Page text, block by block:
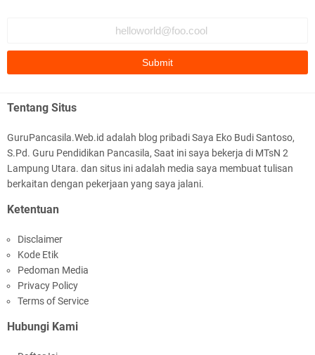
Perangkat Ajar Deep Learning Pendidikan
Modul Ajar IPA MTs Kelas 9 Kurikulum Berbasis
Cinta (KBC) Lengkap Semester 1 & 2
BAGUSSS👍👍👍👍👍👍👍👍👍👍👍👍👍👍👍👍👍👍👍👍👍👍👍👍
👍👍👍👍👍
AFFANS RAHMAT JAYA 9.3
bagus 👍👍
Andre Wiguna 9.1
Bagus banget🥰
Citra Aprilia Mufarokhah
Bagus
Syifa Agustina Ramadani 9.1
sangat bagus
Tentang Situs
GuruPancasila.Web.id adalah blog pribadi Saya Eko Budi Santoso,
S.Pd. Guru Pendidikan Pancasila, Saat ini saya bekerja di MTsN 2
Lampung Utara. dan situs ini adalah media saya membuat tulisan
berkaitan dengan pekerjaan yang saya jalani.
Ketentuan
Disclaimer
Kode Etik
Pedoman Media
Privacy Policy
Terms of Service
Hubungi Kami